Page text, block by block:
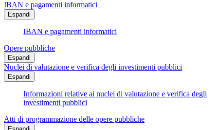
IBAN e pagamenti informatici
Espandi
IBAN e pagamenti informatici
Opere pubbliche
Espandi
Nuclei di valutazione e verifica degli investimenti pubblici
Espandi
Informazioni relative ai nuclei di valutazione e verifica degli
investimenti pubblici
Atti di programmazione delle opere pubbliche